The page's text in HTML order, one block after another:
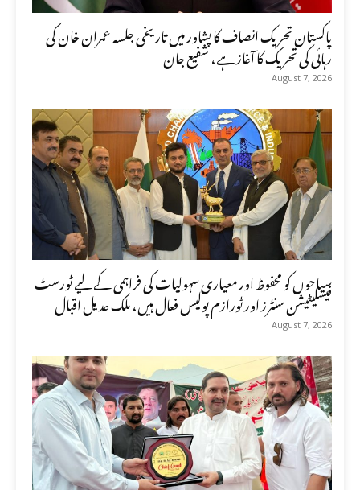
پاکستان تحریک انصاف کا پشاور میں تاریخی جلسہ عمران خان کی
رہائی کی تحریک کا آغاز ہے، شفیع جان
August 7, 2026
سیاحوں کو محفوظ اور معیاری سہولیات کی فراہمی کے لیے ٹورسٹ
فیسلیٹیشن سنٹرز اور ٹورازم پولیس فعال ہیں، ملک عدیل اقبال
August 7, 2026